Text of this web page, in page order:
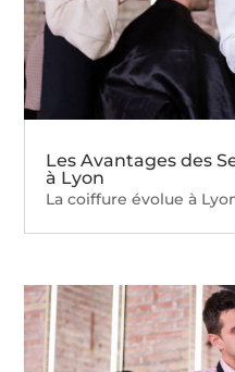
Les Avantages des
à Lyon
La coiffure évolue à